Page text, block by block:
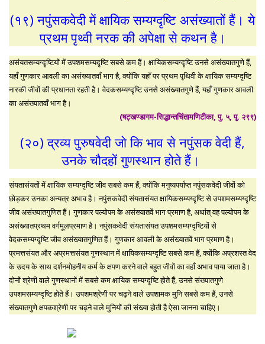
(१९) नपुंसकवेदी में क्षायिक सम्यग्दृष्टि असंख्यातों हैं। ये
प्रथम पृथ्वी नरक की अपेक्षा से कथन है।
असंयतसम्यग्दृष्टियों में उपशमसम्यदृष्टि सबसे कम हैं। क्षायिकसम्यग्दृष्टि उनसे असंख्यातगुणे हैं,
यहाँ गुणकार आवली का असंख्यातवाँ भाग है, क्योंकि यहाँ पर प्रथम पृथिवी के क्षायिक सम्यग्दृष्टि
नारकी जीवों की प्रधानता रहती है। वेदकसम्यग्दृष्टि उनसे असंख्यातगुणे हैं, यहाँ गुणकार आवली
का असंख्यातवाँ भाग है।
(षट्खण्डागम-सिद्धान्तचिंतामणिटीका, पु. ५, पृ. २९९)
(२०) द्रव्य पुरुषवेदी जो कि भाव से नपुंसक वेदी हैं,
उनके चौदहों गुणस्थान होते हैं।
संयतासंयतों में क्षायिक सम्यग्दृष्टि जीव सबसे कम हैं, क्योंकि मनुष्यपर्याप्त नपुंसकवेदी जीवों को
छोड़कर उनका अन्यत्र अभाव है। नपुंसकवेदी संयतासंयत क्षायिकसम्यग्दृष्टि से उपशमसम्यग्दृष्टि
जीव असंख्यातगुणित हैं। गुणकार पल्योपम के असंख्यातवें भाग प्रमाण है, अर्थात् वह पल्योपम के
असंख्यातप्रथम वर्गमूलप्रमाण है। नपुंसकवेदी संयतासंयत उपशमसम्यग्दृष्टियों से
वेदकसम्यग्दृष्टि जीव असंख्यातगुणित हैं। गुणकार आवली के असंख्यातवें भाग प्रमाण है।
प्रमत्तसंयत और अप्रमत्तसंयत गुणस्थान में क्षायिकसम्यग्दृष्टि सबसे कम हैं, क्योंकि अप्रशस्त वेद
के उदय के साथ दर्शनमोहनीय कर्म के क्षपण करने वाले बहुत जीवों का वहाँ अभाव पाया जाता है।
दोनों श्रेणी वाले गुणस्थानों में सबसे कम क्षायिक सम्यग्दृष्टि होते हैं, उनसे संख्यातगुणे
उपशमसम्यग्दृष्टि होते हैं। उपशमश्रेणी पर चढ़ने वाले उपशामक मुनि सबसे कम हैं, उनसे
संख्यातगुणे क्षपकश्रेणी पर चढ़ने वाले मुनियों की संख्या होती है ऐसा जानना चाहिए।